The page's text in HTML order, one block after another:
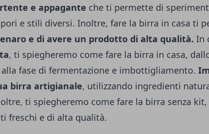
e appagante che ti permette di
e stili diversi. Inoltre, fare la birra in casa ti
e di avere un prodotto di alta qualità. In
, ti spiegheremo come fare la birra in casa,
fase di fermentazione e imbottigliamento.
birra artigianale, utilizzando ingredienti
ti spiegheremo come fare la birra senza
freschi e di alta qualità.